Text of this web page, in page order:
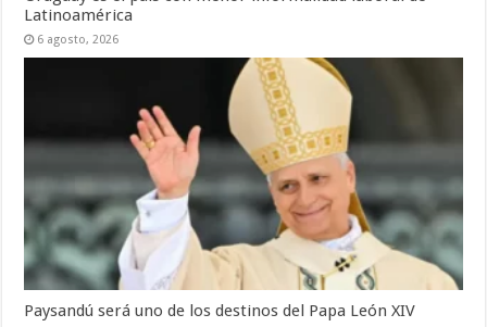
Latinoamérica
6 agosto, 2026
Paysandú será uno de los destinos del Papa León XIV